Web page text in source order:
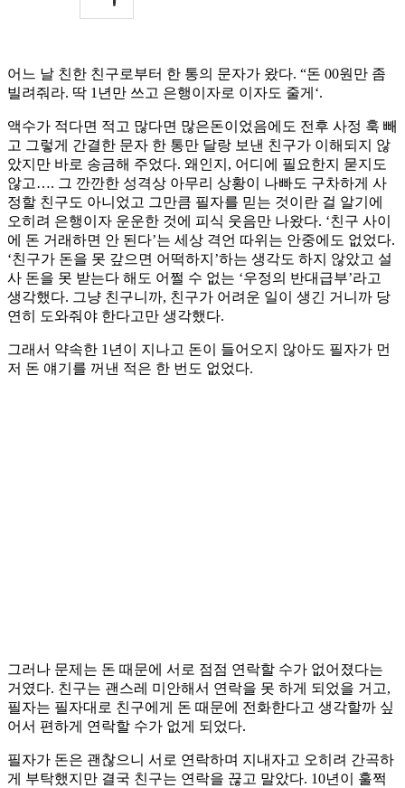
어느 날 친한 친구로부터 한 통의 문자가 왔다. “돈 00원만 좀
빌려줘라. 딱 1년만 쓰고 은행이자로 이자도 줄게‘.
액수가 적다면 적고 많다면 많은돈이었음에도 전후 사정 훅 빼
고 그렇게 간결한 문자 한 통만 달랑 보낸 친구가 이해되지 않
았지만 바로 송금해 주었다. 왜인지, 어디에 필요한지 묻지도
않고…. 그 깐깐한 성격상 아무리 상황이 나빠도 구차하게 사
정할 친구도 아니었고 그만큼 필자를 믿는 것이란 걸 알기에
오히려 은행이자 운운한 것에 피식 웃음만 나왔다. ‘친구 사이
에 돈 거래하면 안 된다’는 세상 격언 따위는 안중에도 없었다.
‘친구가 돈을 못 갚으면 어떡하지’하는 생각도 하지 않았고 설
사 돈을 못 받는다 해도 어쩔 수 없는 ‘우정의 반대급부’라고
생각했다. 그냥 친구니까, 친구가 어려운 일이 생긴 거니까 당
연히 도와줘야 한다고만 생각했다.
그래서 약속한 1년이 지나고 돈이 들어오지 않아도 필자가 먼
저 돈 얘기를 꺼낸 적은 한 번도 없었다.
그러나 문제는 돈 때문에 서로 점점 연락할 수가 없어졌다는
거였다. 친구는 괜스레 미안해서 연락을 못 하게 되었을 거고,
필자는 필자대로 친구에게 돈 때문에 전화한다고 생각할까 싶
어서 편하게 연락할 수가 없게 되었다.
필자가 돈은 괜찮으니 서로 연락하며 지내자고 오히려 간곡하
게 부탁했지만 결국 친구는 연락을 끊고 말았다. 10년이 훌쩍